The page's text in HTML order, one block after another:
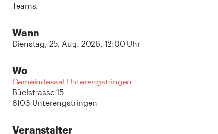
Teams.
Wann
Dienstag, 25. Aug. 2026, 12:00 Uhr
Wo
Gemeindesaal Unterengstringen
Büelstrasse 15
8103 Unterengstringen
Veranstalter